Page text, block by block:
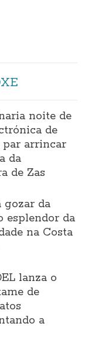
noite de
de
par arrincar
da
de Zas
gozar da
esplendor da
na Costa
lanza o
de
a